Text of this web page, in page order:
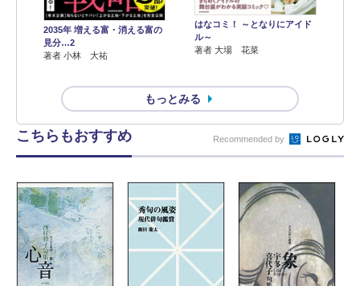
2035年 増える富・消える富の
見分…2
著者 小林 大祐
はなコミ！ ～となりにアイド
ル～
著者 大場 花菜
もっとみる
こちらもおすすめ Recommended by